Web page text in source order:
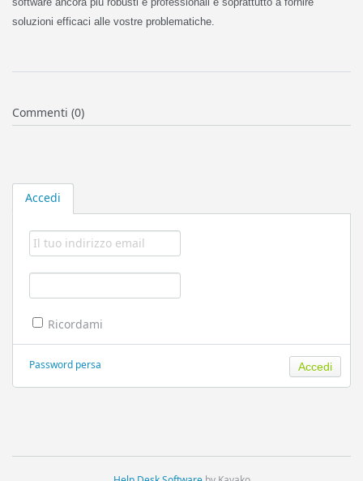
Accedi
Ricordami
Password persa
soluzioni efficaci alle vostre problematiche.
Commenti (0)